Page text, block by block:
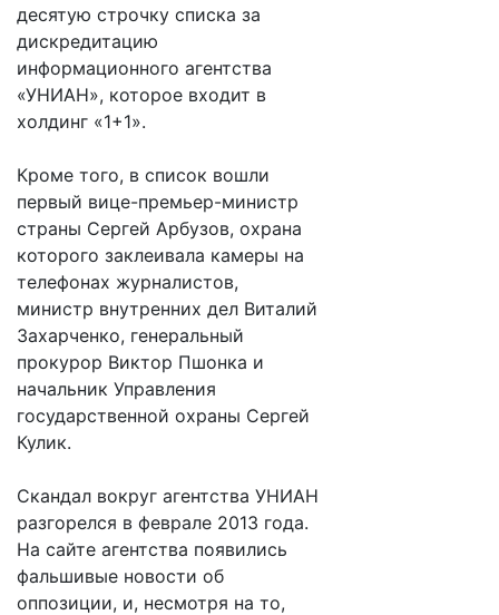
десятую строчку списка за
дискредитацию
информационного агентства
«УНИАН», которое входит в
холдинг «1+1».
Кроме того, в список вошли
первый вице-премьер-министр
страны Сергей Арбузов, охрана
которого заклеивала камеры на
телефонах журналистов,
министр внутренних дел Виталий
Захарченко, генеральный
прокурор Виктор Пшонка и
начальник Управления
государственной охраны Сергей
Кулик.
Скандал вокруг агентства УНИАН
разгорелся в феврале 2013 года.
На сайте агентства появились
фальшивые новости об
оппозиции, и, несмотря на то,